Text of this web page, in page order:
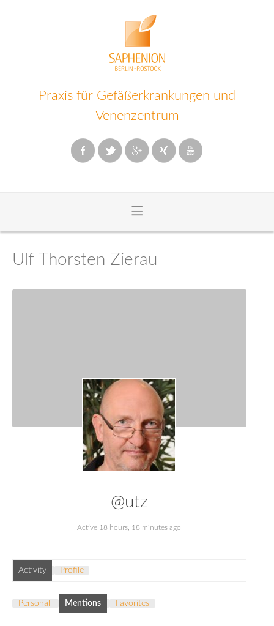
Praxis für Gefäßerkrankungen und
Venenzentrum
≡
Inhalt
wechseln
Ulf Thorsten Zierau
@utz
Active 18 hours, 18 minutes ago
Activity Profile
Personal Mentions Favorites